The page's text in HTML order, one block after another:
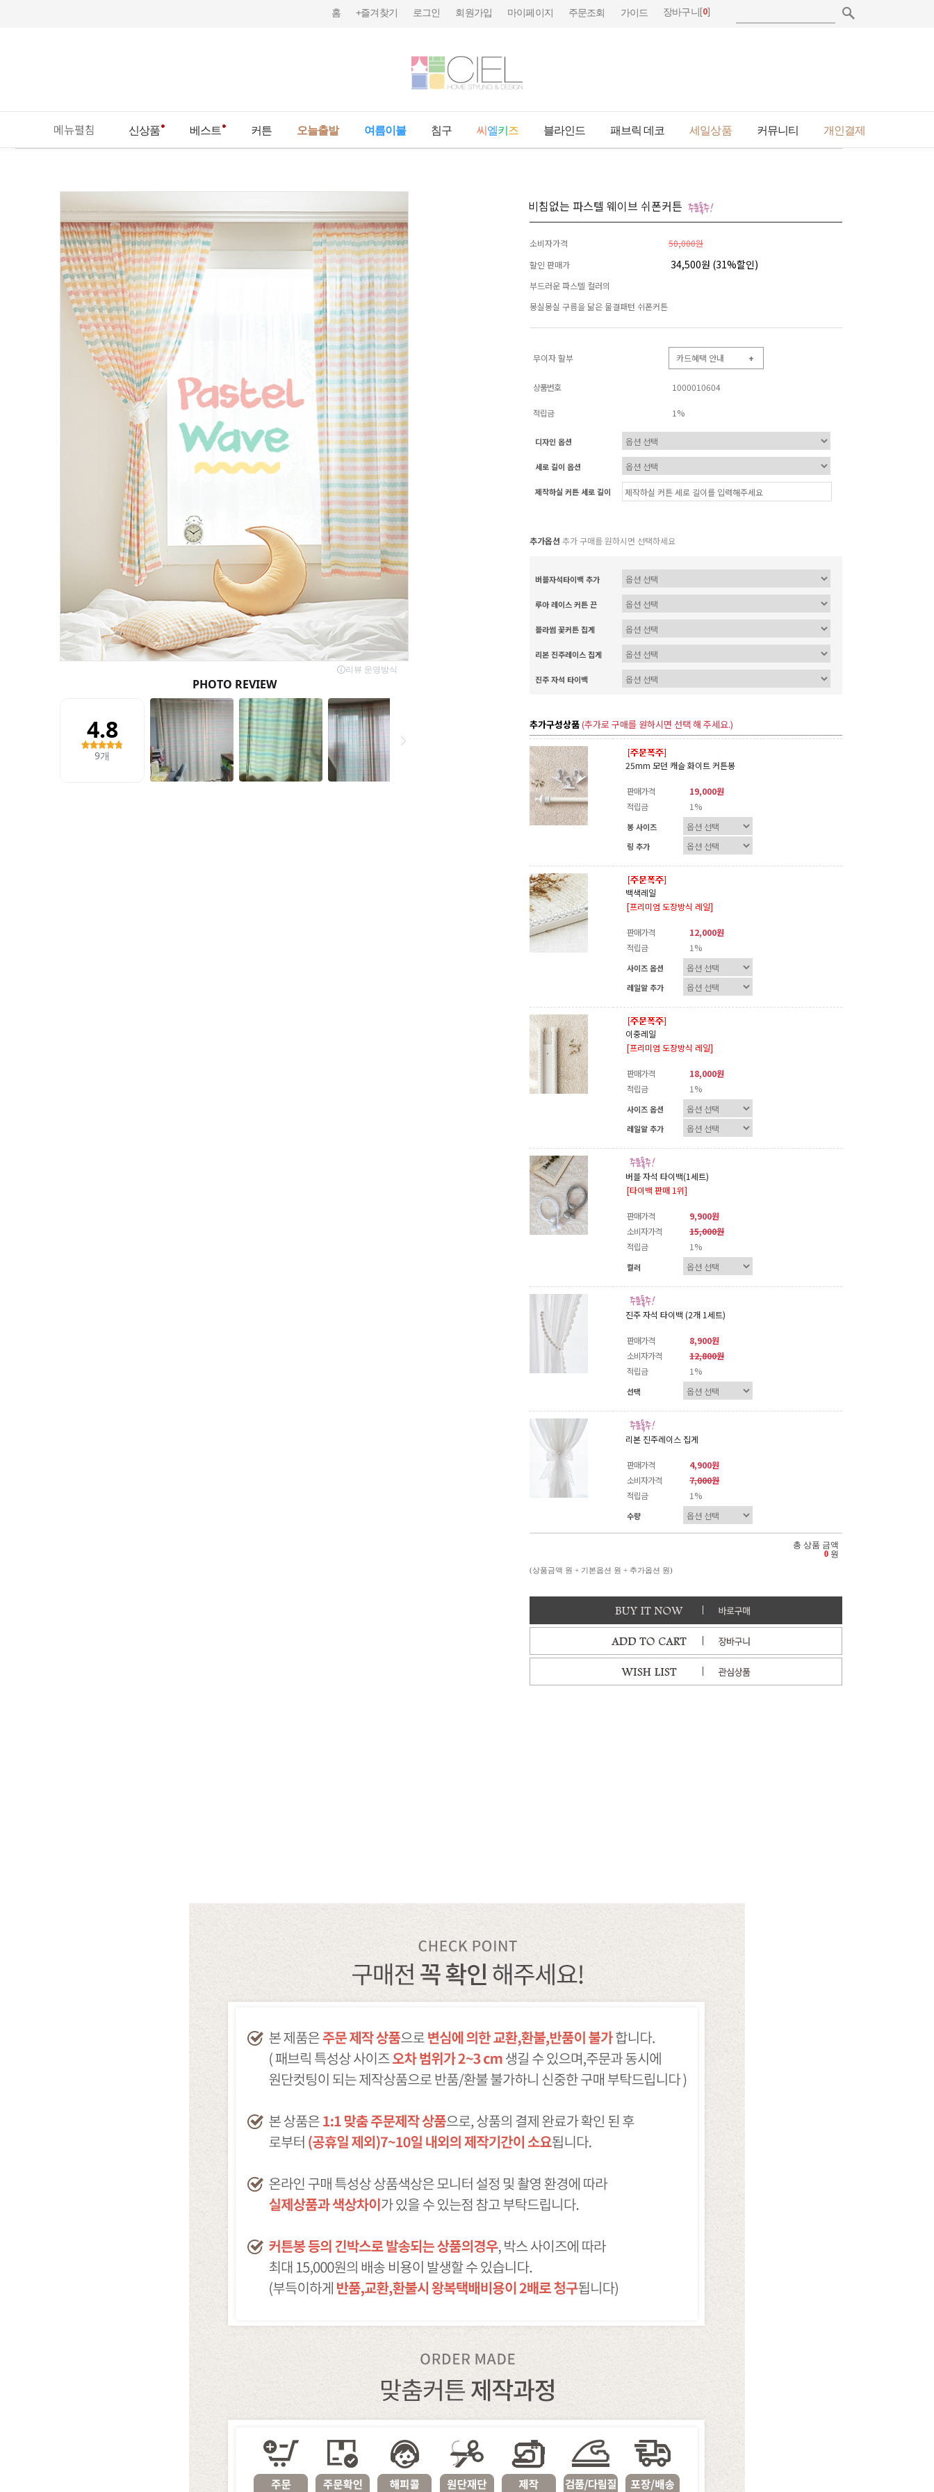
홈 +즐겨찾기 로그인 회원가입 마이페이지 주문조회 가이드 장바구니[0]
메뉴펼침 신상품 베스트 커튼 오늘출발 여름이불 침구 씨 엘키 즈 블라인드 패브릭 데코 세일상품 커뮤니티 개인결제
비침없는 파스텔 웨이브 쉬폰커튼
소비자가격
50,000원
할인 판매가
34,500원 (31%할인)
부드러운 파스텔 컬러의
몽실몽실 구름을 닮은 물결패턴 쉬폰커튼
무이자 할부 카드혜택 안내 +
상품번호 1000010604
적립금 1%
디자인 옵션
세로 길이 옵션
제작하실 커튼 세로 길이
추가옵션 추가 구매를 원하시면 선택하세요
버블자석타이백 추가
루아 레이스 커튼 끈
블라썸 꽃커튼 집게
리본 진주레이스 집게
진주 자석 타이백
추가구성상품(추가로 구매를 원하시면 선택 해 주세요.)
25mm 모던 캐슬 화이트 커튼봉
판매가격
19,000원
적립금
1%
봉 사이즈
링 추가
백색레일
[프리미엄 도장방식 레일]
판매가격
12,000원
적립금
1%
사이즈 옵션
레일알 추가
이중레일
[프리미엄 도장방식 레일]
판매가격
18,000원
적립금
1%
사이즈 옵션
레일알 추가
버블 자석 타이백(1세트)
[타이백 판매 1위]
판매가격
9,900원
소비자가격
15,000원
적립금
1%
컬러
진주 자석 타이백 (2개 1세트)
판매가격
8,900원
소비자가격
12,800원
적립금
1%
선택
리본 진주레이스 집게
판매가격
4,900원
소비자가격
7,000원
적립금
1%
수량
총 상품 금액
0 원
(상품금액 원 + 기본옵션 원 + 추가옵션 원)